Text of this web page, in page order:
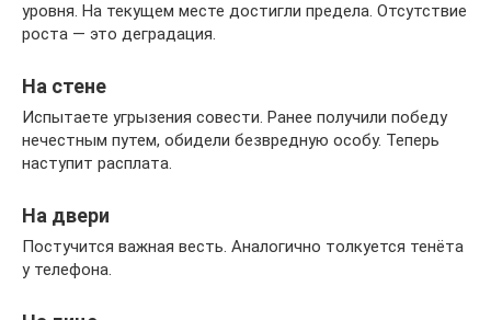
уровня. На текущем месте достигли предела. Отсутствие
роста — это деградация.
На стене
Испытаете угрызения совести. Ранее получили победу
нечестным путем, обидели безвредную особу. Теперь
наступит расплата.
На двери
Постучится важная весть. Аналогично толкуется тенёта
у телефона.